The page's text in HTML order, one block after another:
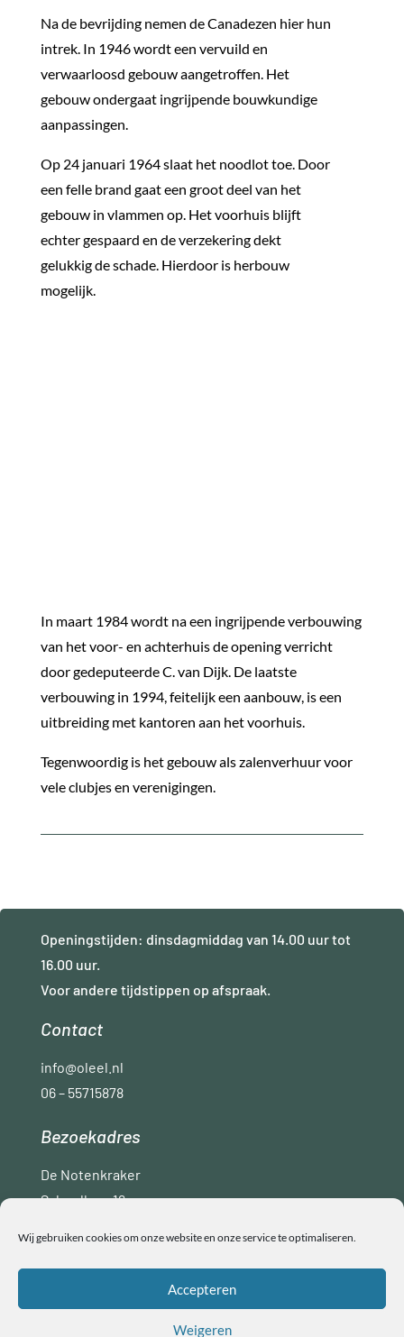
Wij gebruiken cookies om onze website en onze service te optimaliseren.
Accepteren
Weigeren
Na de bevrijding nemen de Canadezen hier hun
intrek. In 1946 wordt een vervuild en
verwaarloosd gebouw aangetroffen. Het
gebouw ondergaat ingrijpende bouwkundige
aanpassingen.
Op 24 januari 1964 slaat het noodlot toe. Door
een felle brand gaat een groot deel van het
gebouw in vlammen op. Het voorhuis blijft
echter gespaard en de verzekering dekt
gelukkig de schade. Hierdoor is herbouw
mogelijk.
In maart 1984 wordt na een ingrijpende verbouwing
van het voor- en achterhuis de opening verricht
door gedeputeerde C. van Dijk. De laatste
verbouwing in 1994, feitelijk een aanbouw, is een
uitbreiding met kantoren aan het voorhuis.
Tegenwoordig is het gebouw als zalenverhuur voor
vele clubjes en verenigingen.
Openingstijden: dinsdagmiddag van 14.00 uur tot
16.00 uur.
Voor andere tijdstippen op afspraak.
Contact
info@oleel.nl
06 – 55715878
Bezoekadres
De Notenkraker
Schoollaan 16